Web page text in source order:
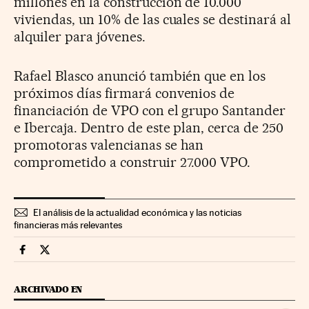
viviendas, un 10% de las cuales se destinará al
alquiler para jóvenes.
Rafael Blasco anunció también que en los
próximos días firmará convenios de
financiación de VPO con el grupo Santander
e Ibercaja. Dentro de este plan, cerca de 250
promotoras valencianas se han
comprometido a construir 27.000 VPO.
El análisis de la actualidad económica y las noticias
financieras más relevantes
Companias Cinco Días en Facebook
Companias Cinco Días en Twitter
ARCHIVADO EN